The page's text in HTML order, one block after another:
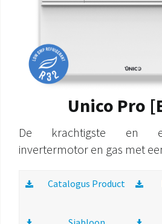
Unico Pro
De krachtigste en
invertermotor en gas met
Catalogus Product